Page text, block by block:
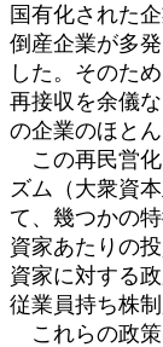
国有化された
倒産企業が多
した。そのた
再接収を余儀
の企業のほと
この再民営化
ズム（大衆資
て、幾つかの
資家あたりの
資家に対する
従業員持ち株
これらの政策